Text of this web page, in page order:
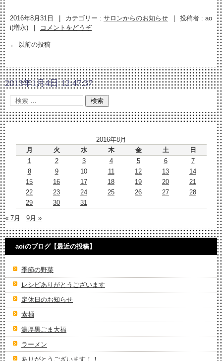
2016年8月31日 カテゴリー : サロンからのお知らせ
投稿者 : ao
i(増永)
コメントをどうぞ
← 以前の投稿
2013年1月4日 12:47:37
2016年8月
月
火 水 木 金 土
日
1
2 3 4 5 6
7
8
9 10 11 12 13
14
15
16 17 18 19 20
21
22
23 24 25 26 27
28
29
30 31
« 7月 9月 »
aoiのブログ【最近の投稿】
季節の野菜
レシピありがとうございます
定休日のお知らせ
素麺
濃厚黒ごま大福
ラーメン
ありがとうございます！！